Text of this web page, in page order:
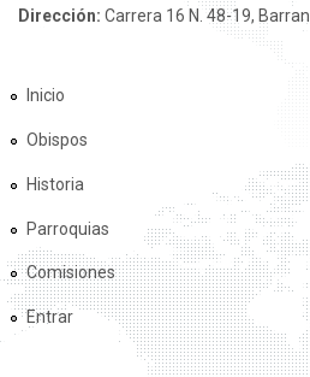
Dirección: Carrera 16 N. 48-19,
Inicio
Obispos
Historia
Parroquias
Comisiones
Entrar